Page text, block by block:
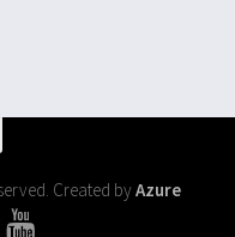
Created byAzure